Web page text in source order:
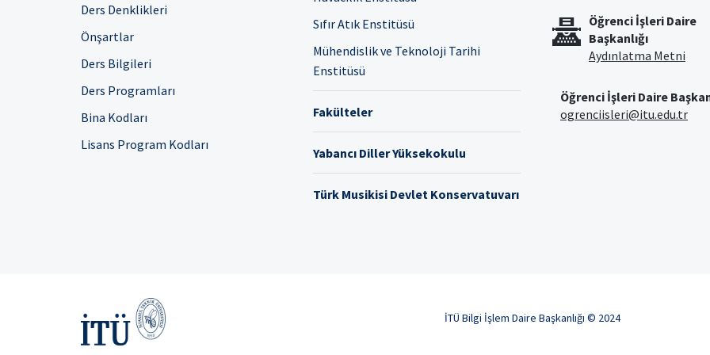
Ders Denklikleri
Önşartlar
Ders Bilgileri
Ders Programları
Bina Kodları
Lisans Program Kodları
Sıfır Atık Enstitüsü
Mühendislik ve Teknoloji Tarihi
Enstitüsü
Fakülteler
Yabancı Diller Yüksekokulu
Türk Musikisi Devlet Konservatuvarı
Öğrenci İşleri Daire
Başkanlığı
Aydınlatma Metni
Öğrenci İşleri Daire
ogrenciisleri@itu.edu.tr
İTÜ Bilgi İşlem Daire Başkanlığı © 2024